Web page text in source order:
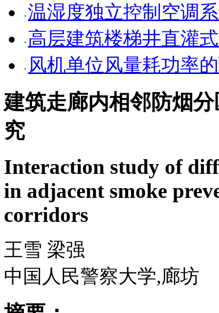
温湿度独立控制空调
高层建筑楼梯井直灌
风机单位风量耗功率
建筑走廊内相邻防烟
究
Interaction study of
in adjacent smoke
corridors
王雪 梁强
中国人民警察大学,廊坊